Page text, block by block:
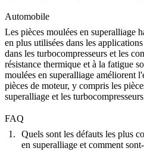
Automobile
Les pièces moulées en superalliage
en plus utilisées dans les applications
dans les turbocompresseurs et les
résistance thermique et à la fatigue
moulées en superalliage améliorent
pièces de moteur, y compris les
superalliage et les turbocompresseurs
FAQ
Quels sont les défauts les plus
en superalliage et comment